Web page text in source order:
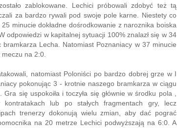
zablokowane. Lechici próbowali zdobyć też tą
za bardzo rywali pod swoje pole karne. Niestety co
minucie dokładne dośrodkowanie z naroznika boiska
odpowiedzi w kapitalnej sytuacji 100% znalazł się w 34
Lecha. Natomiast Poznaniacy w 37 minucie
na 2:0.
natomiast Poloniści po bardzo dobrej grze w I
pokonując 3 - krotnie naszego bramkarza w ciągu
się uspokoiła i toczyła się głównie w środku pola ,
lub po stałych fragmentach gry, lecz
trenerzy dokonują wielu zmian, aby dać pograć
na 20 metrze Lechici podwyższają na 6:0. A